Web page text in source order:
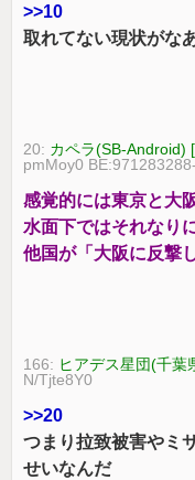
>>10
取れてない現状がな
20: カペラ(SB-Android)
pmMoy0
感覚的には東京と大
水面下ではそれなり
他国が「大阪に反撃
166: ヒアデス星団(千葉
N/Tjte8Y0
>>20
つまり拉致被害やミ
せいなんだ